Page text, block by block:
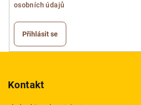
osobních údajů
Přihlásit se
Kontakt